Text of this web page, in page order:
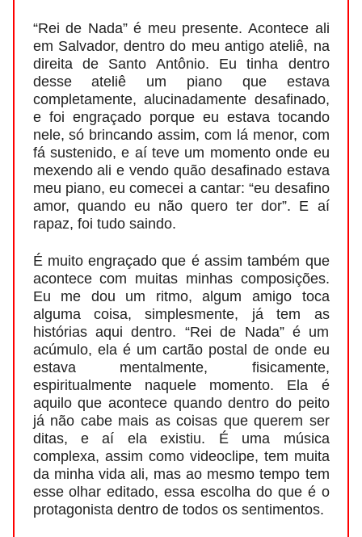
“Rei de Nada” é meu presente. Acontece ali
em Salvador, dentro do meu antigo ateliê, na
direita de Santo Antônio. Eu tinha dentro
desse ateliê um piano que estava
completamente, alucinadamente desafinado,
e foi engraçado porque eu estava tocando
nele, só brincando assim, com lá menor, com
fá sustenido, e aí teve um momento onde eu
mexendo ali e vendo quão desafinado estava
meu piano, eu comecei a cantar: “eu desafino
amor, quando eu não quero ter dor”. E aí
rapaz, foi tudo saindo.
É muito engraçado que é assim também que
acontece com muitas minhas composições.
Eu me dou um ritmo, algum amigo toca
alguma coisa, simplesmente, já tem as
histórias aqui dentro. “Rei de Nada” é um
acúmulo, ela é um cartão postal de onde eu
estava mentalmente, fisicamente,
espiritualmente naquele momento. Ela é
aquilo que acontece quando dentro do peito
já não cabe mais as coisas que querem ser
ditas, e aí ela existiu. É uma música
complexa, assim como videoclipe, tem muita
da minha vida ali, mas ao mesmo tempo tem
esse olhar editado, essa escolha do que é o
protagonista dentro de todos os sentimentos.